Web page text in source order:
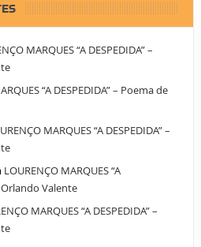
MARQUES “A DESPEDIDA” –
“A DESPEDIDA” – Poema de
MARQUES “A DESPEDIDA” –
LOURENÇO MARQUES “A
Orlando Valente
MARQUES “A DESPEDIDA” –